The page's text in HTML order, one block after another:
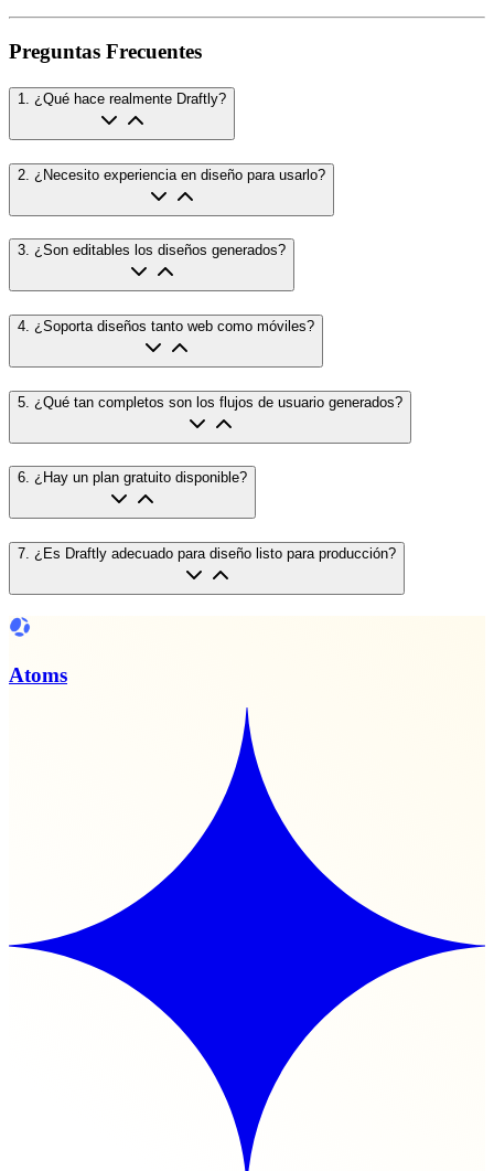
Preguntas Frecuentes
1 ¿Qué hace realmente Draftly?
2 ¿Necesito experiencia en diseño para usarlo?
3. ¿Son editables los diseños generados?
4 ¿Soporta diseños tanto web como móviles?
5 ¿Qué tan completos son los flujos de usuario generados?
6. ¿Hay un plan gratuito disponible?
7. ¿Es Draftly adecuado para diseño listo para producción?
Atoms